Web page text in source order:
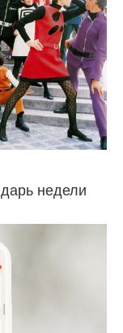
недели